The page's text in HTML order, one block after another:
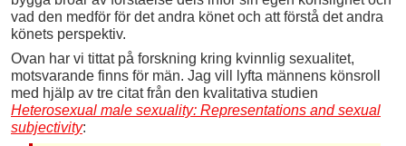
vad den medför för det andra könet och att förstå det andra
könets perspektiv.
Ovan har vi tittat på forskning kring kvinnlig sexualitet,
motsvarande finns för män. Jag vill lyfta männens könsroll
med hjälp av tre citat från den kvalitativa studien
Heterosexual male sexuality: Representations and sexual
subjectivity: